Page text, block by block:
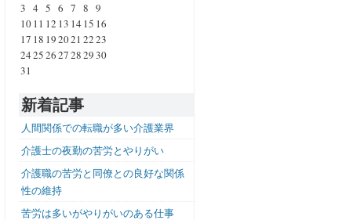
3 4 5 6 7 8 9
1011 12 13 14 15 16
17 18 192021 2223
24252627282930
31
新着記事
人間関係での転職が多い介護業界
介護士の夜勤の苦労とやりがい
介護職の苦労と同僚との良好な関係
性の維持
苦労は多いがやりがいのある仕事